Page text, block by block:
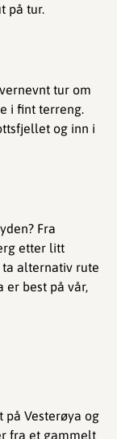
på tur.
tur om
i fint terreng.
og inn i
Fra
etter litt
alternativ rute
er best på vår,
på Vesterøya og
fra et gammelt